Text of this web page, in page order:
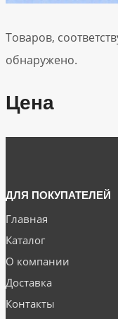
Товаров,
обнаружено.
Цена
ДЛЯ ПОКУПАТЕЛЕЙ
Главная
Каталог
О компании
Доставка
Контакты